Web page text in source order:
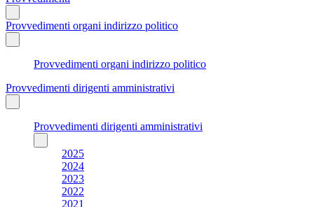
Provvedimenti organi indirizzo politico
Provvedimenti organi indirizzo politico
Provvedimenti dirigenti amministrativi
Provvedimenti dirigenti amministrativi
2025
2024
2023
2022
2021